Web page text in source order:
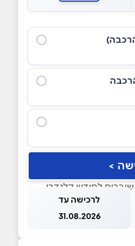
>
לרכישה עד
31.08.2026